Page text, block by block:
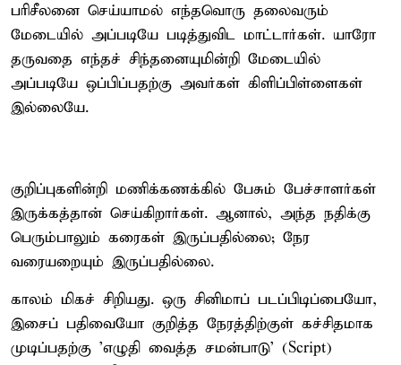
பரிசீலனை செய்யாமல் எந்தவொரு தலைவரும்
மேடையில் அப்படியே படித்துவிட மாட்டார்கள். யாரோ
தருவதை எந்தச் சிந்தனையுமின்றி மேடையில்
அப்படியே ஒப்பிப்பதற்கு அவர்கள் கிளிப்பிள்ளைகள்
இல்லையே.
​குறிப்புகளின்றி மணிக்கணக்கில் பேசும் பேச்சாளர்கள்
இருக்கத்தான் செய்கிறார்கள். ஆனால், அந்த நதிக்கு
பெரும்பாலும் கரைகள் இருப்பதில்லை; நேர
வரையறையும் இருப்பதில்லை.
​காலம் மிகச் சிறியது. ஒரு சினிமாப் படப்பிடிப்பையோ,
இசைப் பதிவையோ குறித்த நேரத்திற்குள் கச்சிதமாக
முடிப்பதற்கு 'எழுதி வைத்த சமன்பாடு' (Script)